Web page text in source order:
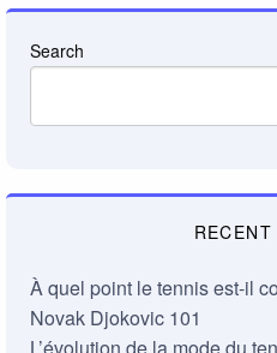
Search
À quel point le tennis est-il
Novak Djokovic 101